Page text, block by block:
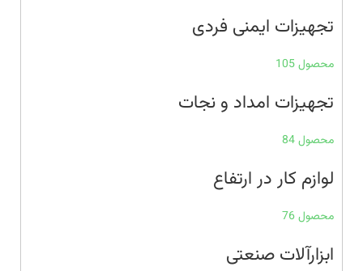
تجهیزات ایمنی فردی
محصول 105
تجهیزات امداد و نجات
محصول 84
لوازم کار در ارتفاع
محصول 76
ابزارآلات صنعتی